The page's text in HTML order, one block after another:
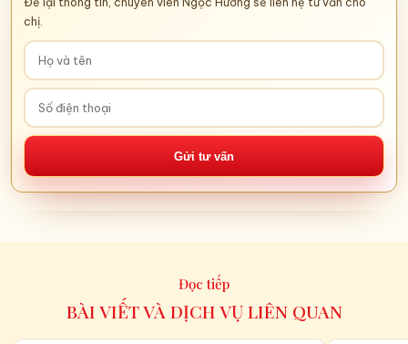
chị.
Gửi tư vấn
Đọc tiếp
BÀI VIẾT VÀ DỊCH VỤ LIÊN QUAN